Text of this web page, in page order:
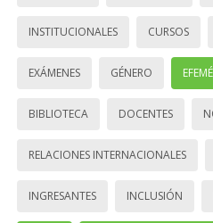
INSTITUCIONALES CURSOS
EXÁMENES GÉNERO
BIBLIOTECA DOCENTES
RELACIONES INTERNACIONALES
INGRESANTES INCLUSIÓN